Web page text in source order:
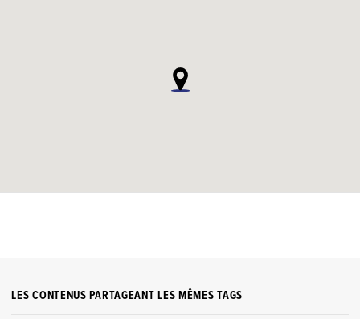
LES CONTENUS PARTAGEANT LES MÊMES TAGS